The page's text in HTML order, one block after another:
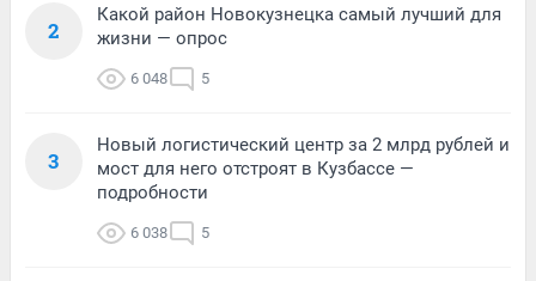
2
Какой район Новокузнецка самый лучший для
жизни — опрос
6 048 5
3
Новый логистический центр за 2 млрд рублей и
мост для него отстроят в Кузбассе —
подробности
6 038 5